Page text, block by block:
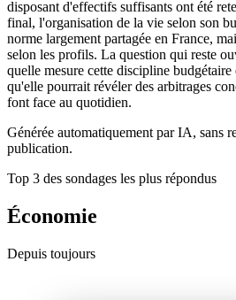
disposant d'effectifs suffisants ont été
final, l'organisation de la vie selon son
norme largement partagée en France,
selon les profils. La question qui reste
quelle mesure cette discipline
qu'elle pourrait révéler des arbitrages
font face au quotidien.
Générée automatiquement par IA, sans
publication.
Top 3 des sondages les plus répondus
Économie
Depuis toujours